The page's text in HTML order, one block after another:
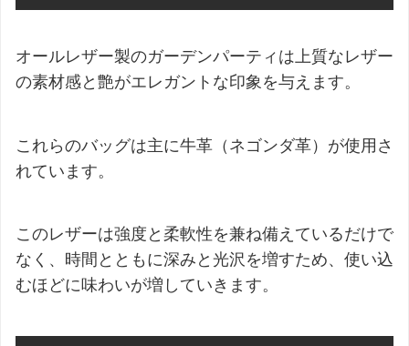
オールレザー製のガーデンパーティは上質なレザー
の素材感と艶がエレガントな印象を与えます。
これらのバッグは主に牛革（ネゴンダ革）が使用さ
れています。
このレザーは強度と柔軟性を兼ね備えているだけで
なく、時間とともに深みと光沢を増すため、使い込
むほどに味わいが増していきます。